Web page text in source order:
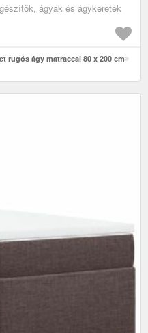
ágyak és ágykeretek
rugós ágy matraccal 80 x 200 cm